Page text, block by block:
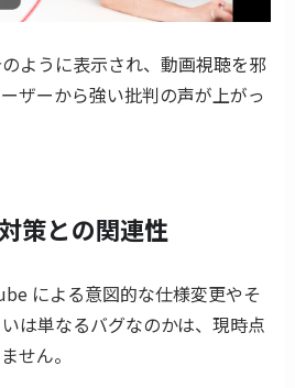
ように表示され、動画視聴を邪
ザーから強い批判の声が上がっ
策との関連性
による意図的な仕様変更やそ
は単なるバグなのかは、現時点
せん。